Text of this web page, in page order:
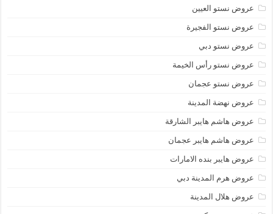
عروض نستو العيين
عروض نستو الفجيرة
عروض نستو دبي
عروض نستو رأس الخيمة
عروض نستو عجمان
عروض نهضة المدينة
عروض هاشم هايبر الشارقة
عروض هاشم هايبر عجمان
عروض هايبر بنده الامارات
عروض هرم المدينة دبي
عروض هلال المدينة